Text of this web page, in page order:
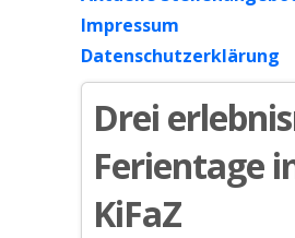
Impressum
Datenschutzerklärung
Drei
Ferientage
KiFaZ